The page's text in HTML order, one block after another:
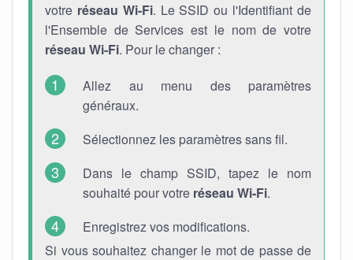
votre réseau Wi-Fi. Le SSID ou l'Identifiant de
l'Ensemble de Services est le nom de votre
réseau Wi-Fi. Pour le changer :
Allez au menu des paramètres
généraux.
Sélectionnez les paramètres sans fil.
Dans le champ SSID, tapez le nom
souhaité pour votre réseau Wi-Fi.
Enregistrez vos modifications.
Si vous souhaitez changer le mot de passe de